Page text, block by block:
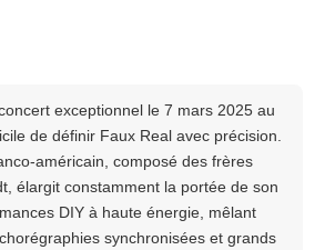
exceptionnel le 7 mars 2025 au
de définir Faux Real avec précision.
américain, composé des frères
élargit constamment la portée de son
DIY à haute énergie, mêlant
synchronisées et grands